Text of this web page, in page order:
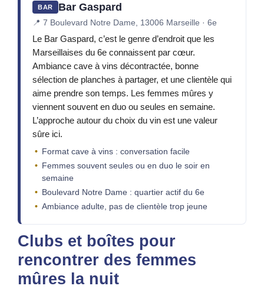
BAR Bar Gaspard
📍 7 Boulevard Notre Dame, 13006 Marseille · 6e
Le Bar Gaspard, c’est le genre d’endroit que les
Marseillaises du 6e connaissent par cœur.
Ambiance cave à vins décontractée, bonne
sélection de planches à partager, et une clientèle qui
aime prendre son temps. Les femmes mûres y
viennent souvent en duo ou seules en semaine.
L’approche autour du choix du vin est une valeur
sûre ici.
Format cave à vins : conversation facile
Femmes souvent seules ou en duo le soir en
semaine
Boulevard Notre Dame : quartier actif du 6e
Ambiance adulte, pas de clientèle trop jeune
Clubs et boîtes pour
rencontrer des femmes
mûres la nuit